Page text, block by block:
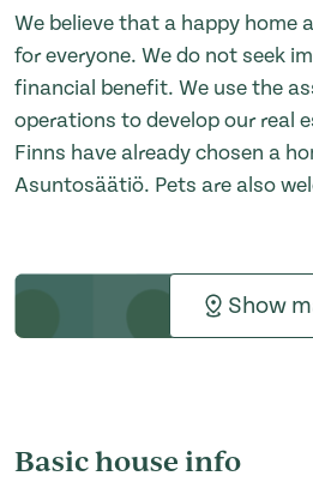
We believe that a happy home
for everyone. We do not seek
financial benefit. We use the
operations to develop our real
Finns have already chosen a
Asuntosäätiö. Pets are also
Show
Basic house info